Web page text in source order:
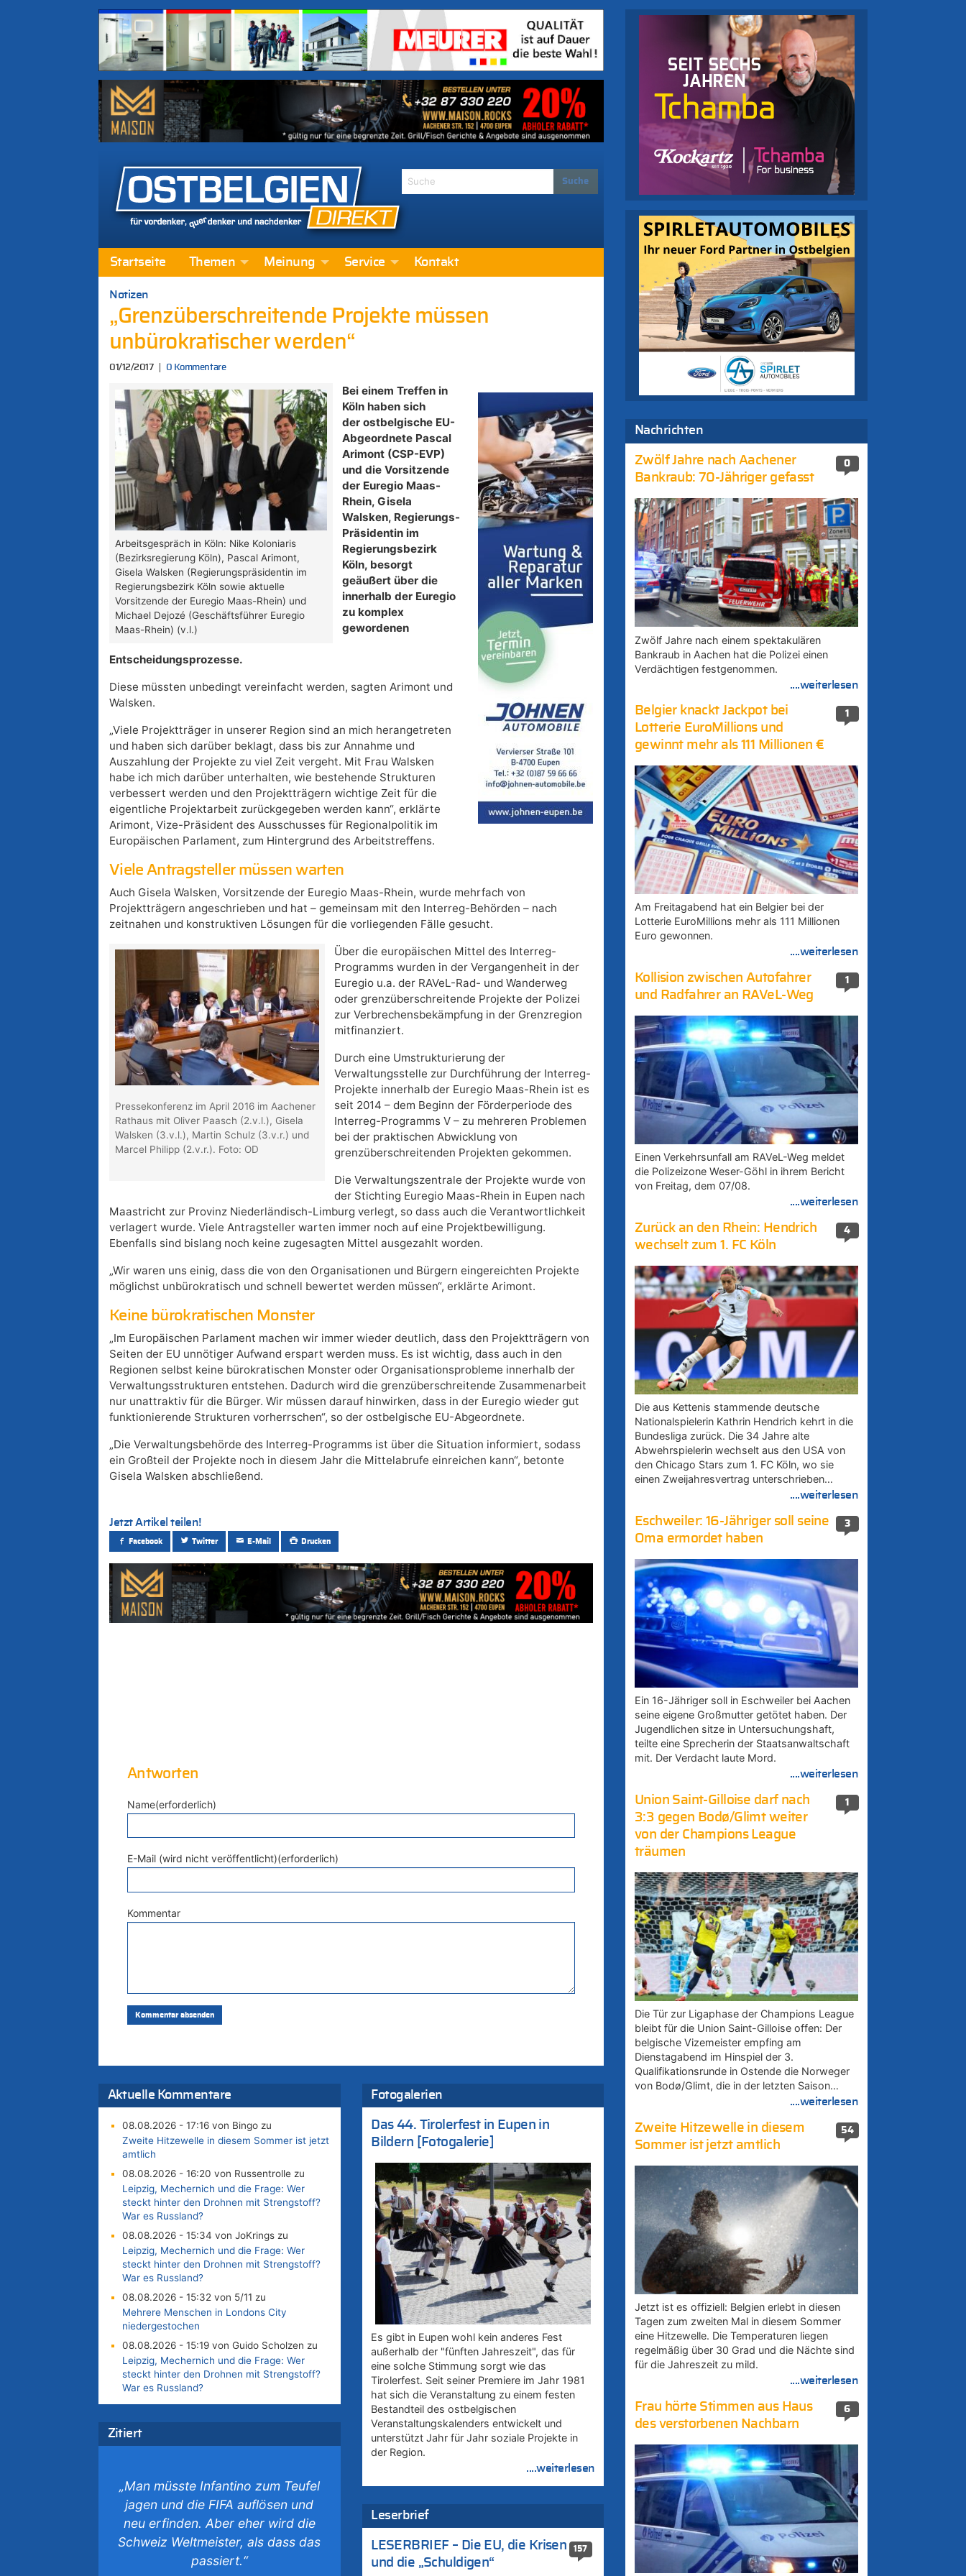
Startseite Themen Meinung Service Kontakt
Notizen
„Grenzüberschreitende Projekte müssen
unbürokratischer werden“
01/12/2017 0 Kommentare
Arbeitsgespräch in Köln: Nike Koloniaris
(Bezirksregierung Köln), Pascal Arimont,
Gisela Walsken (Regierungspräsidentin im
Regierungsbezirk Köln sowie aktuelle
Vorsitzende der Euregio Maas-Rhein) und
Michael Dejozé (Geschäftsführer Euregio
Maas-Rhein) (v.l.)
Bei einem Treffen in
Köln haben sich
der ostbelgische EU-
Abgeordnete Pascal
Arimont (CSP-EVP)
und die Vorsitzende
der Euregio Maas-
Rhein, Gisela
Walsken, Regierungs-
Präsidentin im
Regierungsbezirk
Köln, besorgt
geäußert über die
innerhalb der Euregio
zu komplex
gewordenen
Entscheidungsprozesse.
Diese müssten unbedingt vereinfacht werden, sagten Arimont und
Walsken.
„Viele Projektträger in unserer Region sind an mich herangetreten
und haben sich darüber beklagt, dass bis zur Annahme und
Auszahlung der Projekte zu viel Zeit vergeht. Mit Frau Walsken
habe ich mich darüber unterhalten, wie bestehende Strukturen
verbessert werden und den Projektträgern wichtige Zeit für die
eigentliche Projektarbeit zurückgegeben werden kann“, erklärte
Arimont, Vize-Präsident des Ausschusses für Regionalpolitik im
Europäischen Parlament, zum Hintergrund des Arbeitstreffens.
Viele Antragsteller müssen warten
Auch Gisela Walsken, Vorsitzende der Euregio Maas-Rhein, wurde mehrfach von
Projektträgern angeschrieben und hat – gemeinsam mit den Interreg-Behörden – nach
zeitnahen und konstruktiven Lösungen für die vorliegenden Fälle gesucht.
Pressekonferenz im April 2016 im Aachener
Rathaus mit Oliver Paasch (2.v.l.), Gisela
Walsken (3.v.l.), Martin Schulz (3.v.r.) und
Marcel Philipp (2.v.r.). Foto: OD
Über die europäischen Mittel des Interreg-
Programms wurden in der Vergangenheit in der
Euregio u.a. der RAVeL-Rad- und Wanderweg
oder grenzüberschreitende Projekte der Polizei
zur Verbrechensbekämpfung in der Grenzregion
mitfinanziert.
Durch eine Umstrukturierung der
Verwaltungsstelle zur Durchführung der Interreg-
Projekte innerhalb der Euregio Maas-Rhein ist es
seit 2014 – dem Beginn der Förderperiode des
Interreg-Programms V – zu mehreren Problemen
bei der praktischen Abwicklung von
grenzüberschreitenden Projekten gekommen.
Die Verwaltungszentrale der Projekte wurde von
der Stichting Euregio Maas-Rhein in Eupen nach
Maastricht zur Provinz Niederländisch-Limburg verlegt, so dass auch die Verantwortlichkeit
verlagert wurde. Viele Antragsteller warten immer noch auf eine Projektbewilligung.
Ebenfalls sind bislang noch keine zugesagten Mittel ausgezahlt worden.
„Wir waren uns einig, dass die von den Organisationen und Bürgern eingereichten Projekte
möglichst unbürokratisch und schnell bewertet werden müssen“, erklärte Arimont.
Keine bürokratischen Monster
„Im Europäischen Parlament machen wir immer wieder deutlich, dass den Projektträgern von
Seiten der EU unnötiger Aufwand erspart werden muss. Es ist wichtig, dass auch in den
Regionen selbst keine bürokratischen Monster oder Organisationsprobleme innerhalb der
Verwaltungsstrukturen entstehen. Dadurch wird die grenzüberschreitende Zusammenarbeit
nur unattraktiv für die Bürger. Wir müssen darauf hinwirken, dass in der Euregio wieder gut
funktionierende Strukturen vorherrschen“, so der ostbelgische EU-Abgeordnete.
„Die Verwaltungsbehörde des Interreg-Programms ist über die Situation informiert, sodass
ein Großteil der Projekte noch in diesem Jahr die Mittelabrufe einreichen kann“, betonte
Gisela Walsken abschließend.
Jetzt Artikel teilen!
Facebook Twitter E-Mail Drucken
Antworten
Name(erforderlich)
E-Mail (wird nicht veröffentlicht)(erforderlich)
Kommentar
Aktuelle Kommentare
08.08.2026 - 17:16 von Bingo zu
Zweite Hitzewelle in diesem Sommer ist jetzt
amtlich
08.08.2026 - 16:20 von Russentrolle zu
Leipzig, Mechernich und die Frage: Wer
steckt hinter den Drohnen mit Strengstoff?
War es Russland?
08.08.2026 - 15:34 von JoKrings zu
Leipzig, Mechernich und die Frage: Wer
steckt hinter den Drohnen mit Strengstoff?
War es Russland?
08.08.2026 - 15:32 von 5/11 zu
Mehrere Menschen in Londons City
niedergestochen
08.08.2026 - 15:19 von Guido Scholzen zu
Leipzig, Mechernich und die Frage: Wer
steckt hinter den Drohnen mit Strengstoff?
War es Russland?
08.08.2026 - 14:54 von Alfons van
Compernolle zu
Belgier knackt Jackpot bei Lotterie
08.08.2026 - 14:47 von Peer Wermuth zu
Leipzig, Mechernich und die Frage: Wer
steckt hinter den Drohnen mit Strengstoff?
War es Russland?
08.08.2026 - 14:29 von Achso Dax zu
In Belgien missachten zwei von drei
Zitiert
„Man müsste Infantino zum Teufel
jagen und die FIFA auflösen und
neu erfinden. Aber eher wird die
Schweiz Weltmeister, als dass das
passiert.“
Fotogalerien
Das 44. Tirolerfest in Eupen in
Bildern [Fotogalerie]
Es gibt in Eupen wohl kein anderes Fest
außerhalb der "fünften Jahreszeit", das für
eine solche Stimmung sorgt wie das
Tirolerfest. Seit seiner Premiere im Jahr 1981
hat sich die Veranstaltung zu einem festen
Bestandteil des ostbelgischen
Veranstaltungskalenders entwickelt und
unterstützt Jahr für Jahr soziale Projekte in
der Region.
....weiterlesen
Leserbrief
157
LESERBRIEF – Die EU, die Krisen
und die „Schuldigen“
Nachrichten
0
Zwölf Jahre nach Aachener
Bankraub: 70-Jähriger gefasst
Zwölf Jahre nach einem spektakulären
Bankraub in Aachen hat die Polizei einen
Verdächtigen festgenommen.
....weiterlesen
1
Belgier knackt Jackpot bei
Lotterie EuroMillions und
gewinnt mehr als 111 Millionen €
Am Freitagabend hat ein Belgier bei der
Lotterie EuroMillions mehr als 111 Millionen
Euro gewonnen.
....weiterlesen
1
Kollision zwischen Autofahrer
und Radfahrer an RAVeL-Weg
Einen Verkehrsunfall am RAVeL-Weg meldet
die Polizeizone Weser-Göhl in ihrem Bericht
von Freitag, dem 07/08.
....weiterlesen
4
Zurück an den Rhein: Hendrich
wechselt zum 1. FC Köln
Die aus Kettenis stammende deutsche
Nationalspielerin Kathrin Hendrich kehrt in die
Bundesliga zurück. Die 34 Jahre alte
Abwehrspielerin wechselt aus den USA von
den Chicago Stars zum 1. FC Köln, wo sie
einen Zweijahresvertrag unterschrieben…
....weiterlesen
3
Eschweiler: 16-Jähriger soll seine
Oma ermordet haben
Ein 16-Jähriger soll in Eschweiler bei Aachen
seine eigene Großmutter getötet haben. Der
Jugendlichen sitze in Untersuchungshaft,
teilte eine Sprecherin der Staatsanwaltschaft
mit. Der Verdacht laute Mord.
....weiterlesen
1
Union Saint-Gilloise darf nach
3:3 gegen Bodø/Glimt weiter
von der Champions League
träumen
Die Tür zur Ligaphase der Champions League
bleibt für die Union Saint-Gilloise offen: Der
belgische Vizemeister empfing am
Dienstagabend im Hinspiel der 3.
Qualifikationsrunde in Ostende die Norweger
von Bodø/Glimt, die in der letzten Saison…
....weiterlesen
54
Zweite Hitzewelle in diesem
Sommer ist jetzt amtlich
Jetzt ist es offiziell: Belgien erlebt in diesen
Tagen zum zweiten Mal in diesem Sommer
eine Hitzewelle. Die Temperaturen liegen
regelmäßig über 30 Grad und die Nächte sind
für die Jahreszeit zu mild.
....weiterlesen
6
Frau hörte Stimmen aus Haus
des verstorbenen Nachbarn